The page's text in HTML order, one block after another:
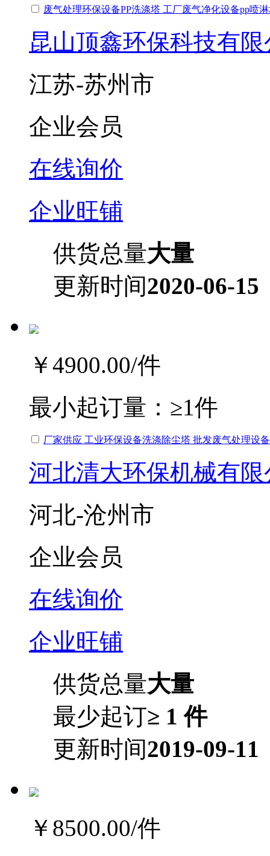
废气处理环保设备PP洗涤塔 工厂废气净化设备pp喷
昆山顶鑫环保科技有
江苏-苏州市
企业会员
在线询价
企业旺铺
供货总量大量
更新时间2020-06-15
￥4900.00/件
最小起订量： ≥1件
厂家供应 工业环保设备洗涤除尘塔 批发废气处理设
河北清大环保机械有限
河北-沧州市
企业会员
在线询价
企业旺铺
供货总量大量
最少起订≥ 1 件
更新时间2019-09-11
￥8500.00/件